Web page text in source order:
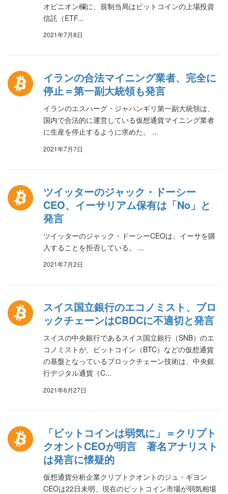
オピニオン欄に、規制当局はビットコインの上場投資
信託（ETF...
2021年7月8日
イランの合法マイニング業者、完全に
停止＝第一副大統領も発言
イランのエスハーグ・ジャハンギリ第一副大統領は、
国内で合法的に運営している仮想通貨マイニング業者
に生産を停止するように求めた。 ...
2021年7月7日
ツイッターのジャック・ドーシー
CEO、イーサリアム保有は「No」と
発言
ツイッターのジャック・ドーシーCEOは、イーサを購
入することを拒否している。 ...
2021年7月2日
スイス国立銀行のエコノミスト、ブロ
ックチェーンはCBDCに不適切と発言
スイスの中央銀行であるスイス国立銀行（SNB）のエ
コノミストが、ビットコイン（BTC）などの仮想通貨
の基盤となっているブロックチェーン技術は、中央銀
行デジタル通貨（C...
2021年6月27日
「ビットコインは弱気に」＝クリプト
クオントCEOが明言 著名アナリスト
は発言に懐疑的
仮想通貨分析企業クリプトクオントのジュ・ギヨン
CEOは22日未明、現在のビットコイン市場が弱気相場